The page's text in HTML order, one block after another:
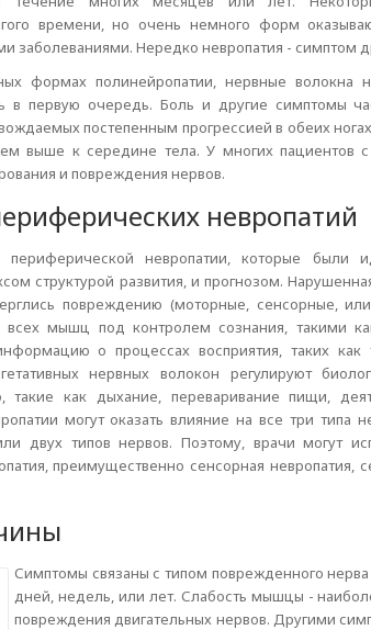
времени, но очень немного форм
заболеваниями. Нередко невропатия - симптом
формах полинейропатии, нервные волокна
в первую очередь. Боль и другие симптомы
постепенным прогрессией в обеих
выше к середине тела. У многих пациентов
и повреждения нервов.
невропатий
периферической невропатии, которые были
структурой развития, и прогнозом.
повреждению (моторные, сенсорные, или
мышц под контролем сознания, такими
о процессах восприятия, таких как
нервных волокон регулируют
такие как дыхание, переваривание пищи,
могут оказать влияние на все три типа
двух типов нервов. Поэтому, врачи могут
преимущественно сенсорная невропатия,
Симптомы связаны с типом поврежденного нерва
дней, недель, или лет. Слабость мышцы -
повреждения двигательных нервов. Другими